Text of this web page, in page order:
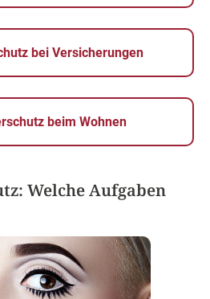
bei Versicherungen
beim Wohnen
Welche Aufgaben